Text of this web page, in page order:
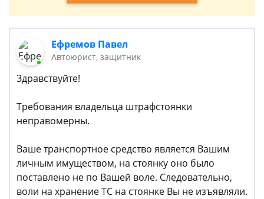
Ефремов Павел
Автоюрист, защитник
Здравствуйте!
Требования владельца штрафстоянки
неправомерны.
Ваше транспортное средство является Вашим
личным имуществом, на стоянку оно было
поставлено не по Вашей воле. Следовательно,
воли на хранение ТС на стоянке Вы не изъявляли.